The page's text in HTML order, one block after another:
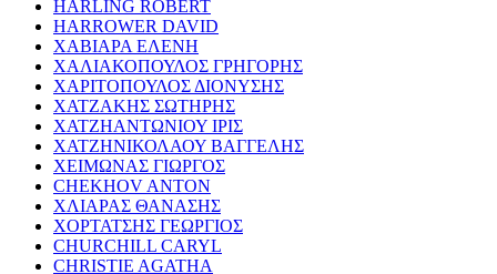
HARLING ROBERT
HARROWER DAVID
ΧΑΒΙΑΡΑ ΕΛΕΝΗ
ΧΑΛΙΑΚΟΠΟΥΛΟΣ ΓΡΗΓΟΡΗΣ
ΧΑΡΙΤΟΠΟΥΛΟΣ ΔΙΟΝΥΣΗΣ
ΧΑΤΖΑΚΗΣ ΣΩΤΗΡΗΣ
ΧΑΤΖΗΑΝΤΩΝΙΟΥ ΙΡΙΣ
ΧΑΤΖΗΝΙΚΟΛΑΟΥ ΒΑΓΓΕΛΗΣ
ΧΕΙΜΩΝΑΣ ΓΙΩΡΓΟΣ
CHEKHOV ANTON
ΧΛΙΑΡΑΣ ΘΑΝΑΣΗΣ
ΧΟΡΤΑΤΣΗΣ ΓΕΩΡΓΙΟΣ
CHURCHILL CARYL
CHRISTIE AGATHA